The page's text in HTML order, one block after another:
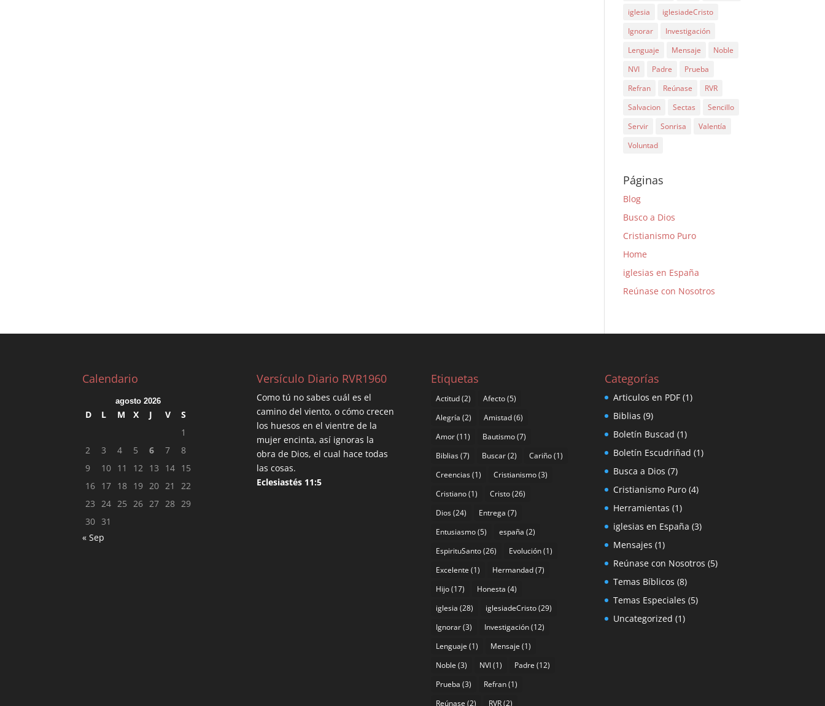
iglesia
iglesiadeCristo
Ignorar
Investigación
Lenguaje
Mensaje
Noble
NVI
Padre
Prueba
Refran
Reúnase
RVR
Salvacion
Sectas
Sencillo
Servir
Sonrisa
Valentía
Voluntad
Páginas
Blog
Busco a Dios
Cristianismo Puro
Home
iglesias en España
Reúnase con Nosotros
Calendario
agosto 2026
D L M X J V
S
1
2
3 4 5 6 7
8
9
10 11 12 13 14 15
16 17 18 19 20 21
22
23
24 25 26 27 28 29
30 31
« Sep
Versículo Diario RVR1960
Como tú no sabes cuál es el
camino del viento, o cómo crecen
los huesos en el vientre de la
mujer encinta, así ignoras la
obra de Dios, el cual hace todas
las cosas.
Eclesiastés 11:5
Etiquetas
Actitud(2) Afecto(5)
Alegría (2) Amistad(6)
Amor(11) Bautismo(7)
Biblias(7) Buscar(2) Cariño(1)
Creencias(1) Cristianismo(3)
Cristiano(1) Cristo(26)
Dios(24) Entrega (7)
Entusiasmo(5) españa (2)
EspirituSanto(26) Evolución(1)
Excelente (1) Hermandad(7)
Hijo(17) Honesta (4)
iglesia (28) iglesiadeCristo(29)
Ignorar(3) Investigación(12)
Lenguaje (1) Mensaje (1)
Noble (3) NVI(1) Padre (12)
Prueba (3) Refran(1)
Reúnase (2) RVR(2)
Categorías
Articulos en PDF (1)
Biblias (9)
Boletín Buscad (1)
Boletín Escudriñad (1)
Busca a Dios (7)
Cristianismo Puro (4)
Herramientas (1)
iglesias en España (3)
Mensajes (1)
Reúnase con Nosotros (5)
Temas Bíblicos (8)
Temas Especiales (5)
Uncategorized (1)